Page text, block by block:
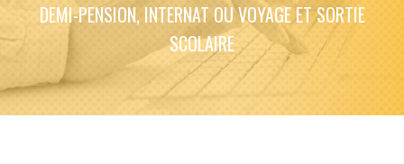
DEMI-PENSION, INTERNAT OU VOYAGE ET SORTIE
SCOLAIRE